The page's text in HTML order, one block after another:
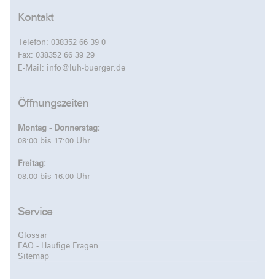
Kontakt
Telefon:038352 66 39 0
Fax: 038352 66 39 29
E-Mail: info@luh-buerger.de
Öffnungszeiten
Montag - Donnerstag:
08:00 bis 17:00 Uhr
Freitag:
08:00 bis 16:00 Uhr
Service
Glossar
FAQ - Häufige Fragen
Sitemap